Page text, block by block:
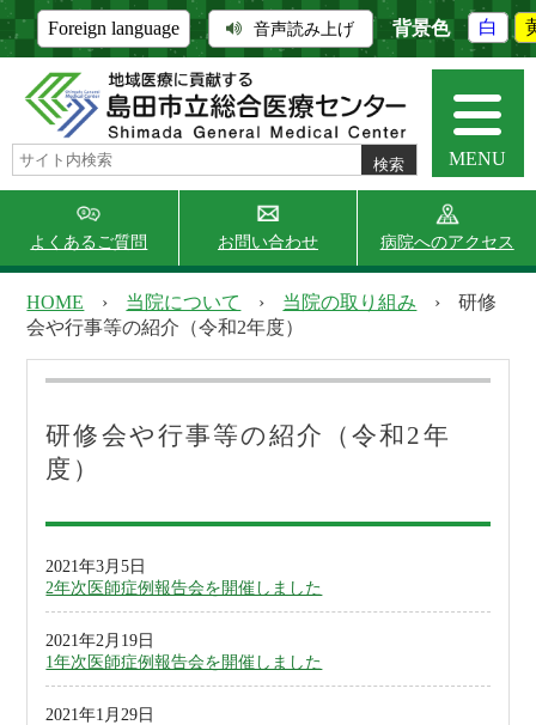
Foreign language 音声読み上げ 背景色 白
MENU
よくあるご質問 お問い合わせ 病院へのアクセス
地域医療連携
HOME › 当院について › 当院の取り組み ›
研修
会や行事等の紹介（令和2年度）
研修会や行事等の紹介（令和2年
度）
2021年3月5日
2年次医師症例報告会を開催しました
2021年2月19日
1年次医師症例報告会を開催しました
2021年1月29日